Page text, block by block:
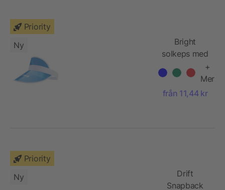
Priority
Ny
Bright
solkeps med
transparent
skärm
+
Mer
från 11,44 kr
Priority
Ny
Drift
Snapback